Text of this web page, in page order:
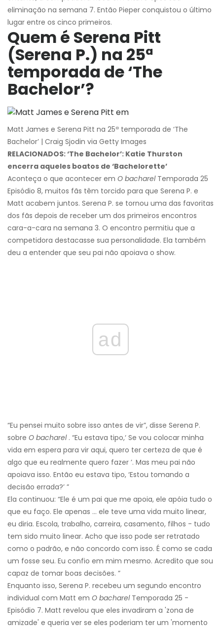
eliminação na semana 7. Então Pieper conquistou o último
lugar entre os cinco primeiros.
Quem é Serena Pitt
(Serena P.) na 25ª
temporada de ‘The
Bachelor’?
Matt James e Serena Pitt na 25ª temporada de ‘The
Bachelor’ | Craig Sjodin via Getty Images
RELACIONADOS: ‘The Bachelor’: Katie Thurston
encerra aqueles boatos de ‘Bachelorette’
Aconteça o que acontecer em O bacharelTemporada 25
Episódio 8, muitos fãs têm torcido para que Serena P. e
Matt acabem juntos. Serena P. se tornou uma das favoritas
dos fãs depois de receber um dos primeiros encontros
cara-a-cara na semana 3. O encontro permitiu que a
competidora destacasse sua personalidade. Ela também
deu a entender que seu pai não apoiava o show.
ad
“Eu pensei muito sobre isso antes de vir”, disse Serena P.
sobre O bacharel. “Eu estava tipo,‘ Se vou colocar minha
vida em espera para vir aqui, quero ter certeza de que é
algo que eu realmente quero fazer ’. Mas meu pai não
apoiava isso. Então eu estava tipo, ‘Estou tomando a
decisão errada?’ ”
Ela continuou: “Ele é um pai que me apoia, ele apóia tudo o
que eu faço. Ele apenas ... ele teve uma vida muito linear,
eu diria. Escola, trabalho, carreira, casamento, filhos - tudo
tem sido muito linear. Acho que isso pode ser retratado
como o padrão, e não concordo com isso. É como se cada
um fosse seu. Eu confio em mim mesmo. Acredito que sou
capaz de tomar boas decisões. ”
Enquanto isso, Serena P. recebeu um segundo encontro
individual com Matt em O bacharelTemporada 25 -
Episódio 7. Matt revelou que eles invadiram a 'zona de
amizade' e queria ver se eles poderiam ter um 'momento